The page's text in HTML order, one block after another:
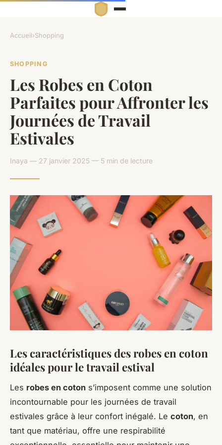
Accueil›Shopping
SHOPPING
Les Robes en Coton
Parfaites pour Affronter les
Journées de Travail
Estivales
Inaya — 27 janvier 2025 — 5 min de lecture
Les caractéristiques des robes en coton
idéales pour le travail estival
Les robes en coton s’imposent comme une solution
incontournable pour les journées de travail
estivales grâce à leur confort inégalé. Le coton, en
tant que matériau, offre une respirabilité